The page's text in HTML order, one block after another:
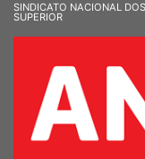
SINDICATO NACIONAL
SUPERIOR